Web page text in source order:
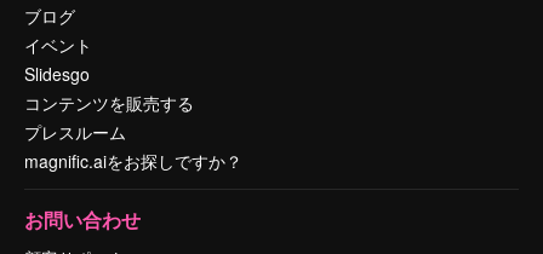
ブログ
イベント
Slidesgo
コンテンツを販売する
プレスルーム
magnific.aiをお探しですか？
お問い合わせ